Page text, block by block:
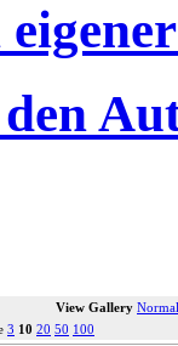
View Gallery
3 10 20 50 100